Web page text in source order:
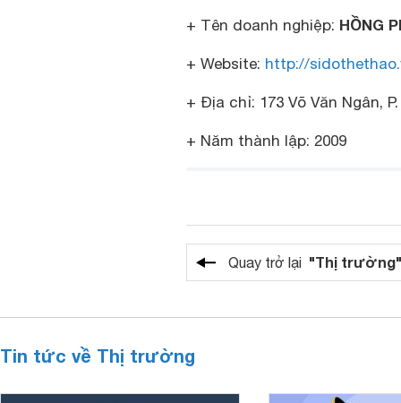
+ Tên doanh nghiệp: HỒNG
+ Website: http://
+ Địa chỉ: 173 Võ Văn Ngân,
+ Năm thành lập: 2009
Quay trở lại "Thị trường"
Tin tức về Thị trường